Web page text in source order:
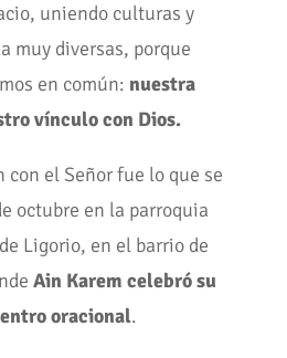
uniendo culturas y
muy diversas, porque
en común: nuestra
vínculo con Dios.
con el Señor fue lo que se
octubre en la parroquia
Ligorio, en el barrio de
Ain Karem celebró su
oracional.